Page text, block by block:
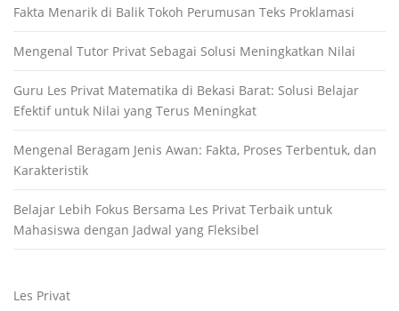
Fakta Menarik di Balik Tokoh Perumusan Teks Proklamasi
Mengenal Tutor Privat Sebagai Solusi Meningkatkan Nilai
Guru Les Privat Matematika di Bekasi Barat: Solusi Belajar
Efektif untuk Nilai yang Terus Meningkat
Mengenal Beragam Jenis Awan: Fakta, Proses Terbentuk, dan
Karakteristik
Belajar Lebih Fokus Bersama Les Privat Terbaik untuk
Mahasiswa dengan Jadwal yang Fleksibel
Les Privat